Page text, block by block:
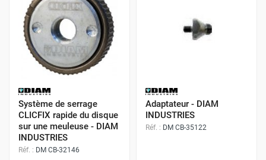
Système de serrage
CLICFIX rapide du disque
sur une meuleuse - DIAM
INDUSTRIES
Réf. : DM CB-32146
Adaptateur - DIAM
INDUSTRIES
Réf. : DM CB-35122